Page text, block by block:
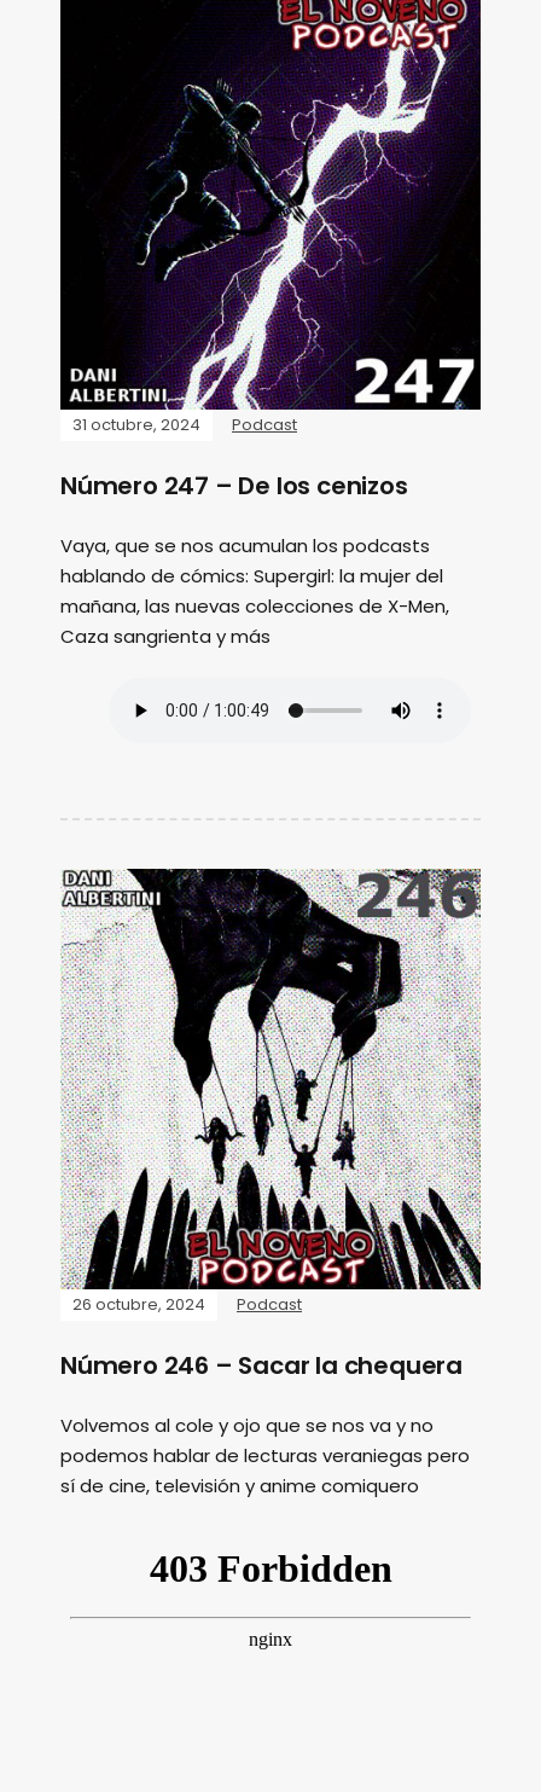
31 octubre, 2024 Podcast
Número 247 – De los cenizos
Vaya, que se nos acumulan los podcasts
hablando de cómics: Supergirl: la mujer del
mañana, las nuevas colecciones de X-Men,
Caza sangrienta y más
26 octubre, 2024 Podcast
Número 246 – Sacar la chequera
Volvemos al cole y ojo que se nos va y no
podemos hablar de lecturas veraniegas pero
sí de cine, televisión y anime comiquero